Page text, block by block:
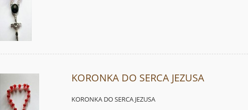
KORONKA DO SERCA JEZUSA
KORONKA DO SERCA JEZUSA